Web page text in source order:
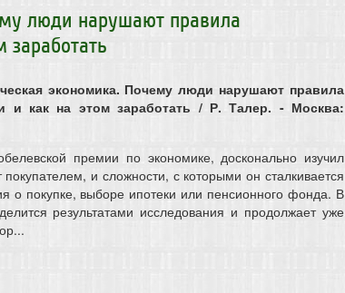
люди нарушают правила
экономика. Почему люди нарушают правила
и как на этом заработать / Р. Талер. - Москва:
премии по экономике, досконально изучил
и сложности, с которыми он сталкивается
о покупке, выборе ипотеки или пенсионного фонда. В
результатами исследования и продолжает уже